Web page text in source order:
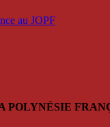
au JOPF
POLYNÉSIE